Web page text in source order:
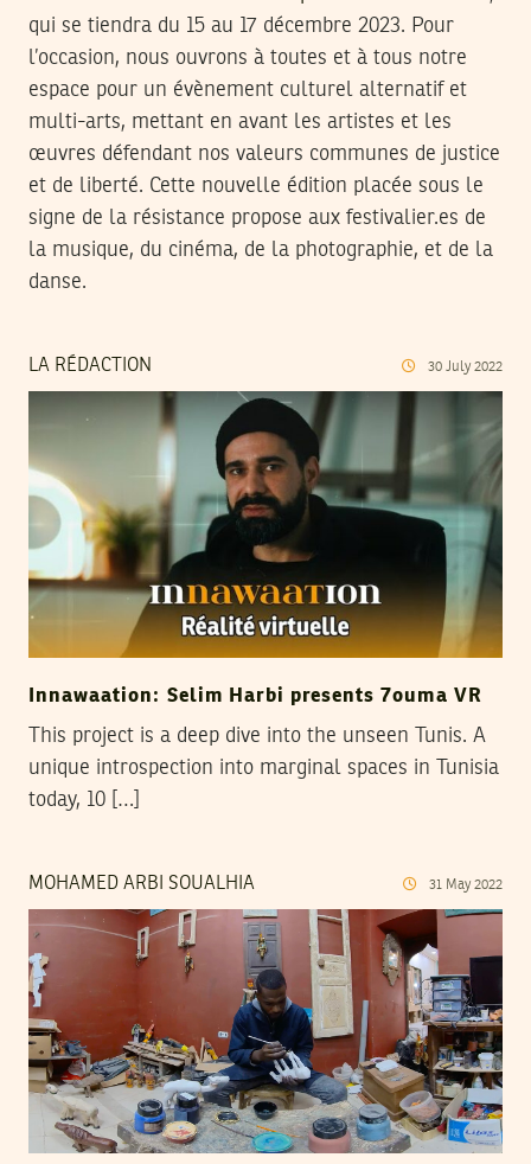
qui se tiendra du 15 au 17 décembre 2023. Pour
l’occasion, nous ouvrons à toutes et à tous notre
espace pour un évènement culturel alternatif et
multi-arts, mettant en avant les artistes et les
œuvres défendant nos valeurs communes de justice
et de liberté. Cette nouvelle édition placée sous le
signe de la résistance propose aux festivalier.es de
la musique, du cinéma, de la photographie, et de la
danse.
LA RÉDACTION 30 July 2022
Innawaation: Selim Harbi presents 7ouma VR
This project is a deep dive into the unseen Tunis. A
unique introspection into marginal spaces in Tunisia
today, 10 […]
MOHAMED ARBI SOUALHIA 31 May 2022